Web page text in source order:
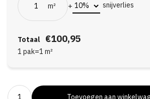
m² + snijverlies
Totaal €100,95
1 pak=1 m²
Toevoegen aan